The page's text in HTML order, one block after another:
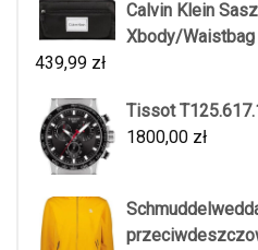
Calvin Klein
Xbody/
439,99 zł
Tissot
1800,00 zł